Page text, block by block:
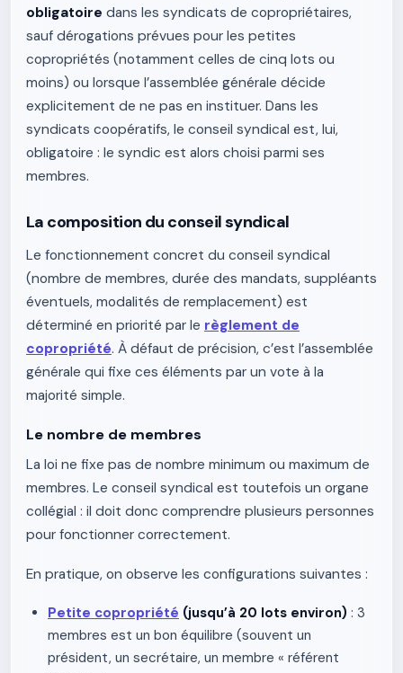
obligatoire dans les syndicats de copropriétaires,
sauf dérogations prévues pour les petites
copropriétés (notamment celles de cinq lots ou
moins) ou lorsque l’assemblée générale décide
explicitement de ne pas en instituer. Dans les
syndicats coopératifs, le conseil syndical est, lui,
obligatoire : le syndic est alors choisi parmi ses
membres.
La composition du conseil syndical
Le fonctionnement concret du conseil syndical
(nombre de membres, durée des mandats, suppléants
éventuels, modalités de remplacement) est
déterminé en priorité par le règlement de
copropriété. À défaut de précision, c’est l’assemblée
générale qui fixe ces éléments par un vote à la
majorité simple.
Le nombre de membres
La loi ne fixe pas de nombre minimum ou maximum de
membres. Le conseil syndical est toutefois un organe
collégial : il doit donc comprendre plusieurs personnes
pour fonctionner correctement.
En pratique, on observe les configurations suivantes :
Petite copropriété (jusqu’à 20 lots environ) : 3
membres est un bon équilibre (souvent un
président, un secrétaire, un membre « référent